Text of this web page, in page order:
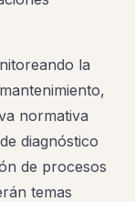
la
normativa
diagnóstico
de procesos
temas